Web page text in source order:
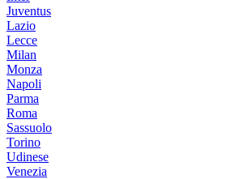
Juventus
Lazio
Lecce
Milan
Monza
Napoli
Parma
Roma
Sassuolo
Torino
Udinese
Venezia